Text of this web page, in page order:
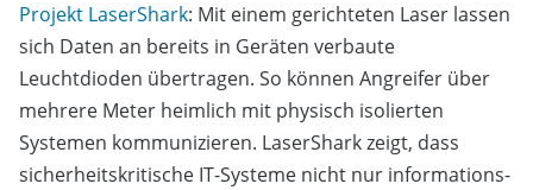
Projekt LaserShark: Mit einem gerichteten Laser lassen
sich Daten an bereits in Geräten verbaute
Leuchtdioden übertragen. So können Angreifer über
mehrere Meter heimlich mit physisch isolierten
Systemen kommunizieren. LaserShark zeigt, dass
sicherheitskritische IT-Systeme nicht nur informations-